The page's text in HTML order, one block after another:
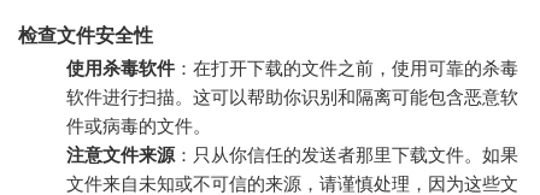
检查文件安全性
使用杀毒软件 ：在打开下载的文件之前，使用可靠的杀毒
软件进行扫描。这可以帮助你识别和隔离可能包含恶意软
件或病毒的文件。
注意文件来源 ：只从你信任的发送者那里下载文件。如果
文件来自未知或不可信的来源，请谨慎处理，因为这些文